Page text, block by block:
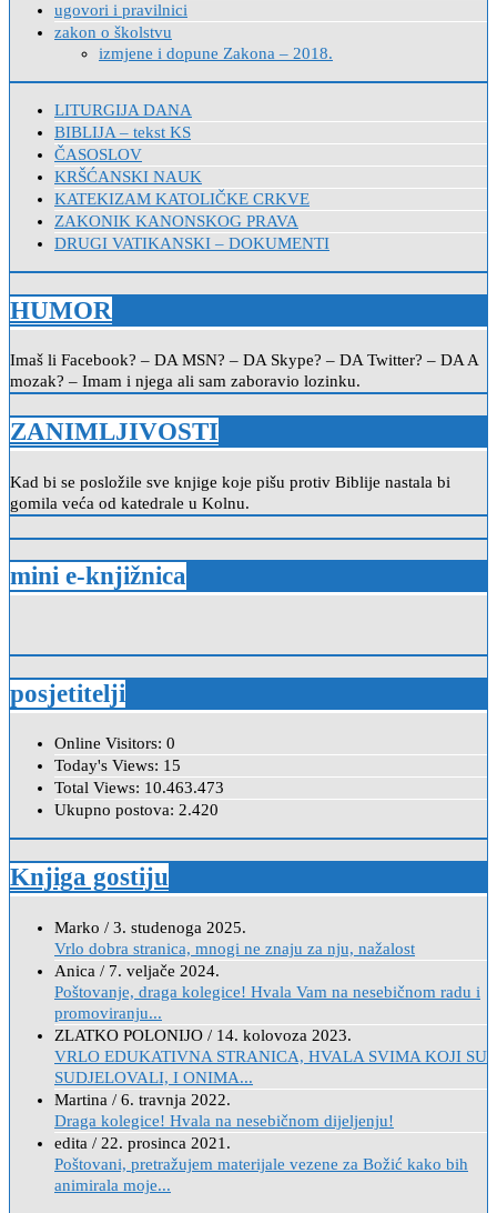
ugovori i pravilnici
zakon o školstvu
izmjene i dopune Zakona – 2018.
LITURGIJA DANA
BIBLIJA – tekst KS
ČASOSLOV
KRŠĆANSKI NAUK
KATEKIZAM KATOLIČKE CRKVE
ZAKONIK KANONSKOG PRAVA
DRUGI VATIKANSKI – DOKUMENTI
HUMOR
Imaš li Facebook? – DA MSN? – DA Skype? – DA Twitter? – DA A
mozak? – Imam i njega ali sam zaboravio lozinku.
ZANIMLJIVOSTI
Kad bi se posložile sve knjige koje pišu protiv Biblije nastala bi
gomila veća od katedrale u Kolnu.
mini e-knjižnica
posjetitelji
Online Visitors: 0
Today's Views: 15
Total Views: 10.463.473
Ukupno postova: 2.420
Knjiga gostiju
Marko / 3. studenoga 2025.
Vrlo dobra stranica, mnogi ne znaju za nju, nažalost
Anica / 7. veljače 2024.
Poštovanje, draga kolegice! Hvala Vam na nesebičnom radu i
promoviranju...
ZLATKO POLONIJO / 14. kolovoza 2023.
VRLO EDUKATIVNA STRANICA, HVALA SVIMA KOJI SU
SUDJELOVALI, I ONIMA...
Martina / 6. travnja 2022.
Draga kolegice! Hvala na nesebičnom dijeljenju!
edita / 22. prosinca 2021.
Poštovani, pretražujem materijale vezene za Božić kako bih
animirala moje...